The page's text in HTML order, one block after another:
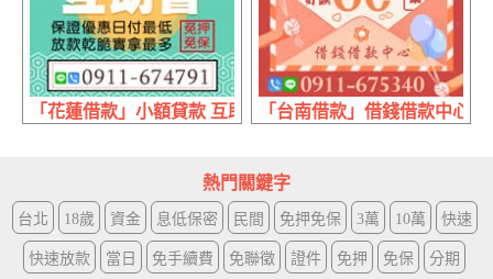
「花蓮借款」小額貸款 互助會 | 日付最低 保證優惠
「台南借款」借錢借款中心
熱門關鍵字
台北 18歲 資金 息低保密 民間 免押免保 3萬 10萬 快速
快速放款 當日 免手續費 免聯徵 證件 免押 免保 分期